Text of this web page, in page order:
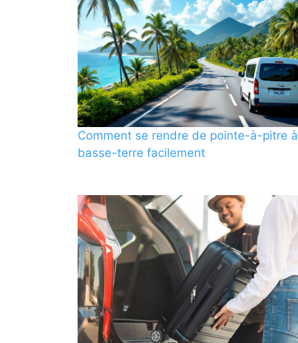
Comment se rendre de pointe-à-pitre à
basse-terre facilement